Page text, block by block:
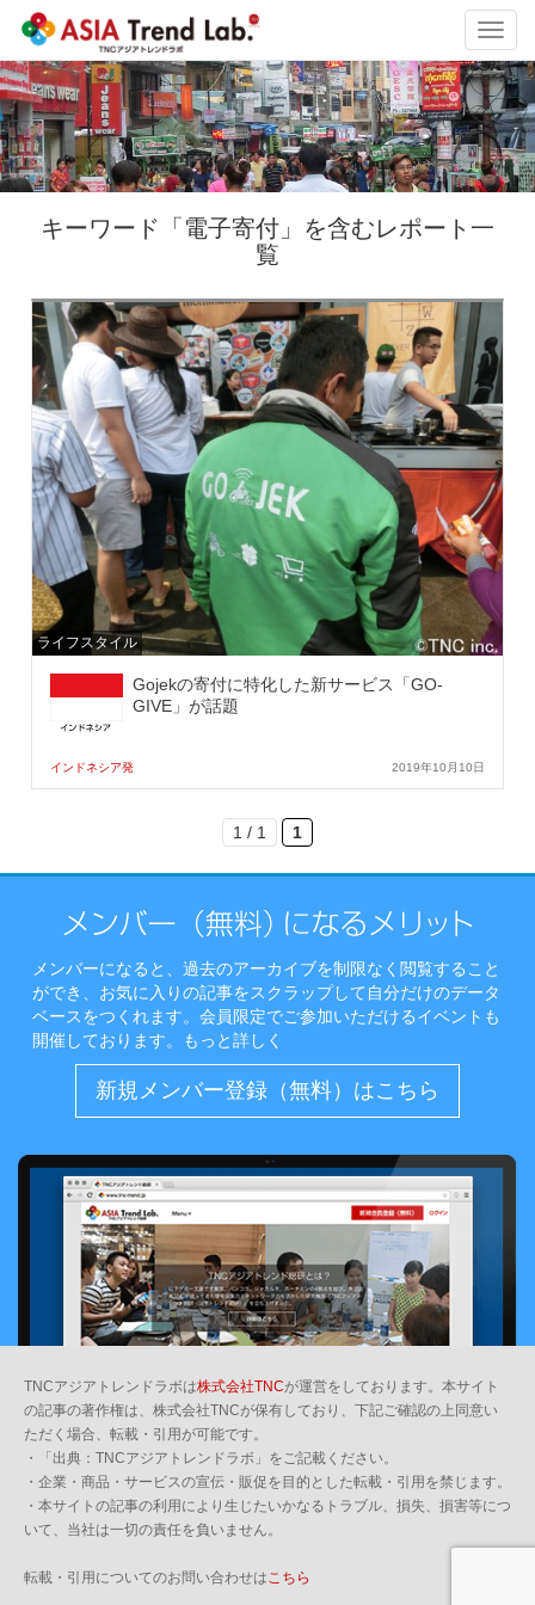
キーワード「電子寄付」を含むレポート一
覧
ライフスタイル
Gojekの寄付に特化した新サービス「GO-
GIVE」が話題
インドネシア発 2019年10月10日
1 / 1 1
メンバーになると、過去のアーカイブを制限なく閲覧すること
ができ、お気に入りの記事をスクラップして自分だけのデータ
ベースをつくれます。会員限定でご参加いただけるイベントも
開催しております。
もっと詳しく
新規メンバー登録（無料）はこちら
TNCアジアトレンドラボは株式会社TNCが運営をしております。本サイト
の記事の著作権は、株式会社TNCが保有しており、下記ご確認の上同意い
ただく場合、転載・引用が可能です。
・「出典：TNCアジアトレンドラボ」をご記載ください。
・企業・商品・サービスの宣伝・販促を目的とした転載・引用を禁じます。
・本サイトの記事の利用により生じたいかなるトラブル、損失、損害等につ
いて、当社は一切の責任を負いません。
転載・引用についてのお問い合わせはこちら